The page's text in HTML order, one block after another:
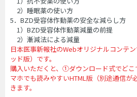
2）睡眠薬の使い方
5．BZD受容体作動薬の安全な減らし方
1）BZD受容体作動薬減量の前提
2）漸減法による減量
日本医事新報社のWebオリジナルコンテ
ッド版）です。
購入いただくと、①ダウンロード式でど
マホでも読みやすいHTML版（別途通信が
きます。